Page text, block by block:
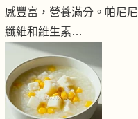
感豐富，營養滿分。帕尼
纖維和維生素…